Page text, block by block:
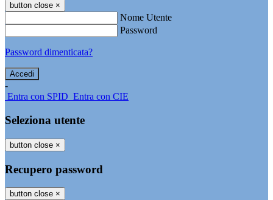
button close ×
Nome Utente
Password
Password dimenticata?
-
Entra con SPID Entra con CIE
Seleziona utente
button close ×
Recupero password
button close ×